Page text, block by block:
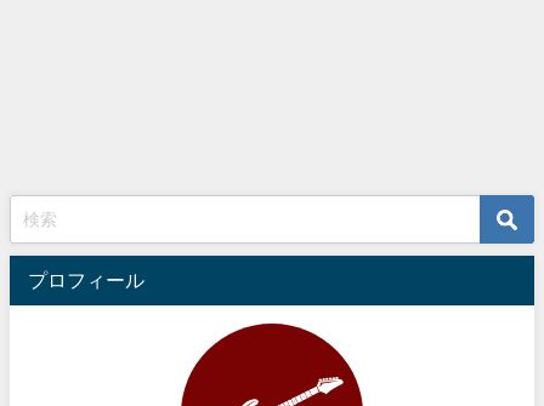
プロフィール